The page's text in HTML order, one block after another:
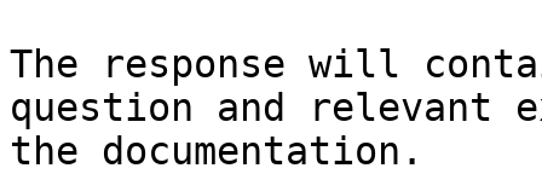
The response will
question and relevant
the documentation.